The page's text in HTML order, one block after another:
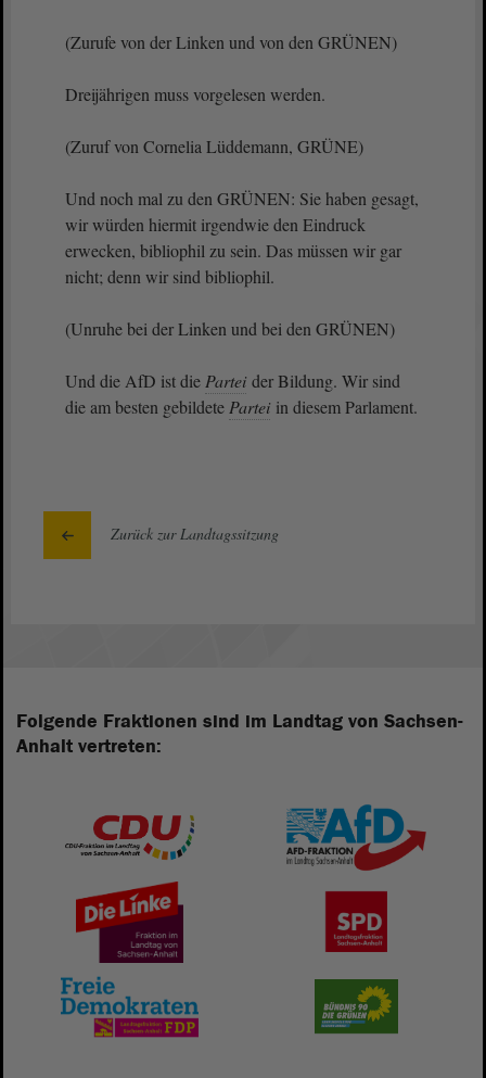
(Zurufe von der Linken und von den GRÜNEN)
Dreijährigen muss vorgelesen werden.
(Zuruf von Cornelia Lüddemann, GRÜNE)
Und noch mal zu den GRÜNEN: Sie haben gesagt,
wir würden hiermit irgendwie den Eindruck
erwecken, bibliophil zu sein. Das müssen wir gar
nicht; denn wir sind bibliophil.
(Unruhe bei der Linken und bei den GRÜNEN)
Und die AfD ist die Partei der Bildung. Wir sind
die am besten gebildete Partei in diesem Parlament.
Zurück zur Landtagssitzung
Folgende Fraktionen sind im Landtag von Sachsen-
Anhalt vertreten: